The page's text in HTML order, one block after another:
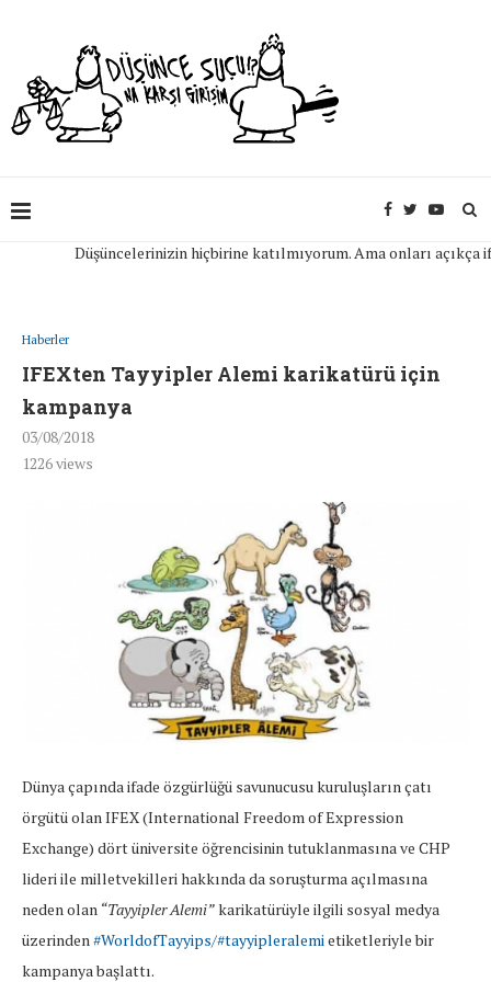
Düşüncelerinizin hiçbirine katılmıyorum. Ama onları açıkça
Haberler
IFEXten Tayyipler Alemi karikatürü için
kampanya
03/08/2018
1226views
Dünya çapında ifade özgürlüğü savunucusu kuruluşların çatı
örgütü olan IFEX (International Freedom of Expression
Exchange) dört üniversite öğrencisinin tutuklanmasına ve CHP
lideri ile milletvekilleri hakkında da soruşturma açılmasına
neden olan “Tayyipler Alemi”karikatürüyle ilgili sosyal medya
üzerinden#WorldofTayyips/#tayyipleralemietiketleriyle bir
kampanya başlattı.